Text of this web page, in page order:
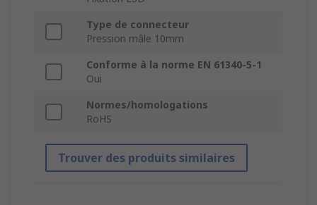
Type de connecteur
Pression mâle 10mm
Conforme à la norme EN 61340-5-1
Oui
Normes/homologations
RoHS
Trouver des produits similaires